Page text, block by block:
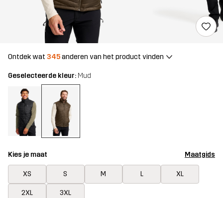
Ontdek wat 345anderen van het product vinden
Geselecteerde kleur: Mud
Kies je maat Maatgids
XS S M L XL
2XL 3XL